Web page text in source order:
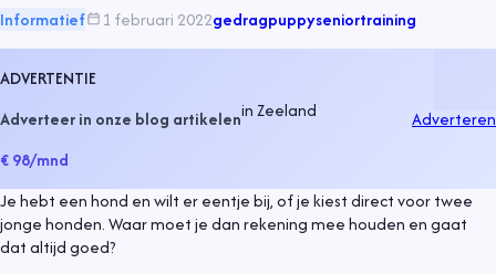
Informatief 1 februari 2022gedragpuppyseniortraining
ADVERTENTIE
Adverteer in onze blog artikeleninZeeland
€ 98/mnd
Adverteren
Je hebt een hond en wilt er eentje bij, of je kiest direct voor twee
jonge honden. Waar moet je dan rekening mee houden en gaat
dat altijd goed?